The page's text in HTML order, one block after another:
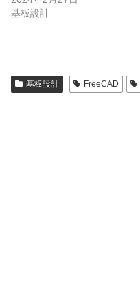
基板設計
基板設計 FreeCAD